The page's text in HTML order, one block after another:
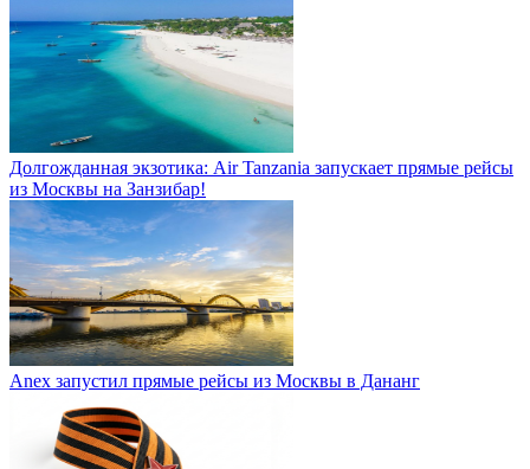
Долгожданная экзотика: Air Tanzania запускает прямые рейсы
из Москвы на Занзибар!
Anex запустил прямые рейсы из Москвы в Дананг